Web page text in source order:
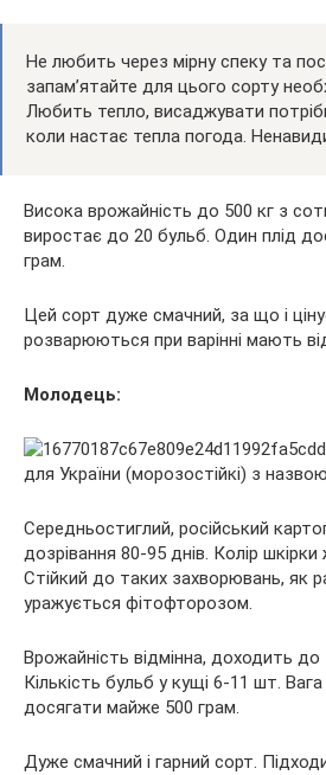
Не любить через мірну спеку та
запам’ятайте для цього сорту
Любить тепло, висаджувати
коли настає тепла погода.
Висока врожайність до 500 кг з
виростає до 20 бульб. Один плід
грам.
Цей сорт дуже смачний, за що і
розварюються при варінні мають
Молодець:
Середньостиглий, російський
дозрівання 80-95 днів. Колір
Стійкий до таких захворювань, як
уражується фітофторозом.
Врожайність відмінна, доходить до
Кількість бульб у кущі 6-11 шт.
досягати майже 500 грам.
Дуже смачний і гарний сорт.